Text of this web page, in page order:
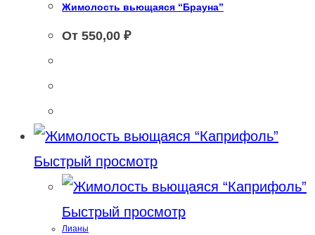
Жимолость вьющаяся “Брауна”
От 550,00 ₽
Быстрый просмотр
Быстрый просмотр
Лианы